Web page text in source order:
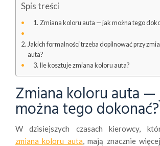
Spis treści
Zmiana koloru auta — jak można tego
Jakich formalności trzeba dopilnować przy
auta?
Ile kosztuje zmiana koloru auta?
Zmiana koloru auta —
można tego dokonać?
W dzisiejszych czasach kierowcy,
zmiana koloru auta, mają znacznie